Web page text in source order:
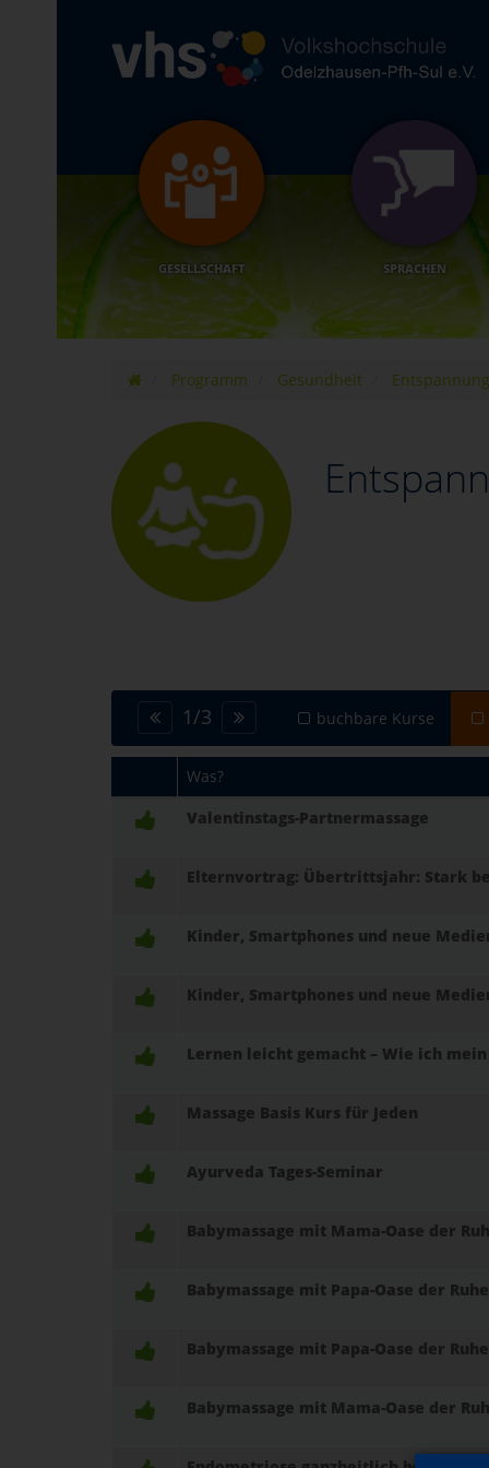
GESELLSCHAFT SPRACHEN
Programm Gesundheit
1/3 buchbare Kurse
Was?
Valentinstags-Partnermassage
Elternvortrag: Übertrittsjahr: Stark
Kinder, Smartphones und neue
Kinder, Smartphones und neue
Lernen leicht gemacht – Wie ich
Massage Basis Kurs für Jeden
Ayurveda Tages-Seminar
Babymassage mit Mama-Oase der
Babymassage mit Papa-Oase der
Babymassage mit Papa-Oase der
Babymassage mit Mama-Oase der